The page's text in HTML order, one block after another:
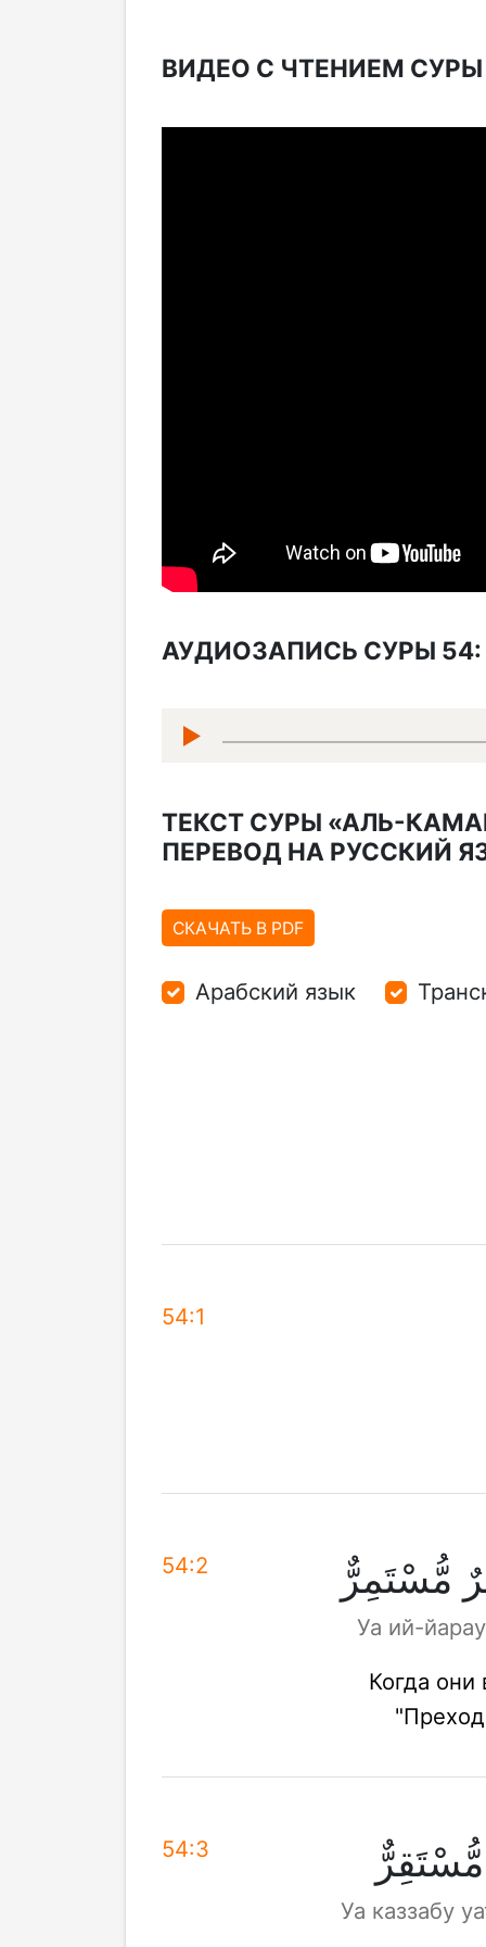
ВИДЕО С ЧТЕНИЕМ
АУДИОЗАПИСЬ СУРЫ
ТЕКСТ СУРЫ «АЛЬ-
ПЕРЕВОД НА РУССКИЙ
СКАЧАТЬ В PDF
Арабский язык
54:1
54:2 مُّسْتَمِرٌّ
Уа ий-
Когда они
54:3 مُّسْتَقِرٌّ
Уа каззабу